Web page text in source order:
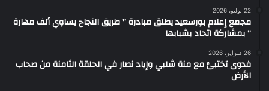
22 يوليو، 2026
مجمع إعلام بورسعيد يطلق مبادرة ” طريق النجاح يساوي ألف مهارة
” بمشاركة اتحاد بشبابها
26 فبراير، 2026
فدوى تختبئ مع منة شلبي وإياد نصار في الحلقة الثامنة من صحاب
الأرض